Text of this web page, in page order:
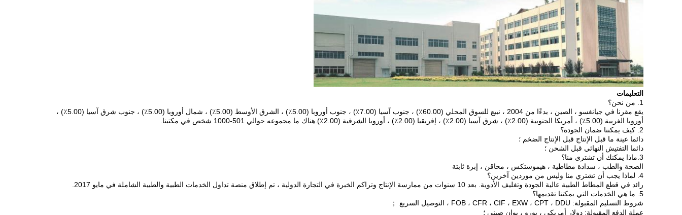
التعليمات
1. من نحن؟
يقع مقرنا في جيانغسو ، الصين ، بدءًا من 2004 ، نبيع للسوق المحلي (60.00٪) ، جنوب آسيا (7.00٪) ، جنوب أوروبا (5.00٪) ، الشرق الأوسط (5.00٪) ، شمال أوروبا (5.00٪) ، جنوب شرق آسيا (5.00٪) ،
أوروبا الغربية (5.00٪) ، أمريكا الجنوبية (2.00٪) ، شرق آسيا (2.00٪) ، إفريقيا (2.00٪) ، أوروبا الشرقية (2.00٪).هناك ما مجموعه حوالي 501-1000 شخص في مكتبنا.
2. كيف يمكننا ضمان الجودة؟
دائما عينة ما قبل الإنتاج قبل الإنتاج الضخم ؛
دائما التفتيش النهائي قبل الشحن ؛
3.ماذا يمكنك أن تشتري منا؟
الصحة والطب ، سدادة مطاطية ، هيموستكس ، محاقن ، إبرة ثابتة
4. لماذا يجب أن تشتري منا وليس من موردين آخرين؟
رائد في قطع المطاط الطبية عالية الجودة وتغليف الأدوية. بعد 10 سنوات من ممارسة الإنتاج وتراكم الخبرة في التجارة الدولية ، تم إطلاق منصة تداول الخدمات الطبية والطبية الشاملة في مايو 2017.
5. ما هي الخدمات التي يمكننا تقديمها؟
شروط التسليم المقبولة: FOB ، CFR ، CIF ، EXW ، CPT ، DDU ، التوصيل السريع ；
عملة الدفع المقبولة: دولار أمريكي ، يورو ، يوان صيني ؛